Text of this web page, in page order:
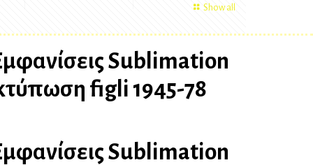
Show all
Sublimation
figli 1945-78
Sublimation